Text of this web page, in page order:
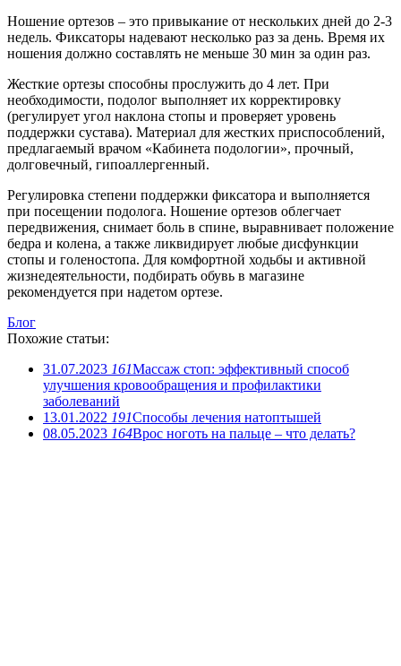
Ношение ортезов – это привыкание от нескольких дней до 2-3
недель. Фиксаторы надевают несколько раз за день. Время их
ношения должно составлять не меньше 30 мин за один раз.
Жесткие ортезы способны прослужить до 4 лет. При
необходимости, подолог выполняет их корректировку
(регулирует угол наклона стопы и проверяет уровень
поддержки сустава). Материал для жестких приспособлений,
предлагаемый врачом «Кабинета подологии», прочный,
долговечный, гипоаллергенный.
Регулировка степени поддержки фиксатора и выполняется
при посещении подолога. Ношение ортезов облегчает
передвижения, снимает боль в спине, выравнивает положение
бедра и колена, а также ликвидирует любые дисфункции
стопы и голеностопа. Для комфортной ходьбы и активной
жизнедеятельности, подбирать обувь в магазине
рекомендуется при надетом ортезе.
Блог
Похожие статьи:
31.07.2023 161Массаж стоп: эффективный способ
улучшения кровообращения и профилактики
заболеваний
13.01.2022 191Способы лечения натоптышей
08.05.2023 164Врос ноготь на пальце – что делать?